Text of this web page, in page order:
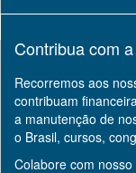
Contribua com
Recorremos aos
contribuam
a manutenção de
o Brasil, cursos,
Colabore com